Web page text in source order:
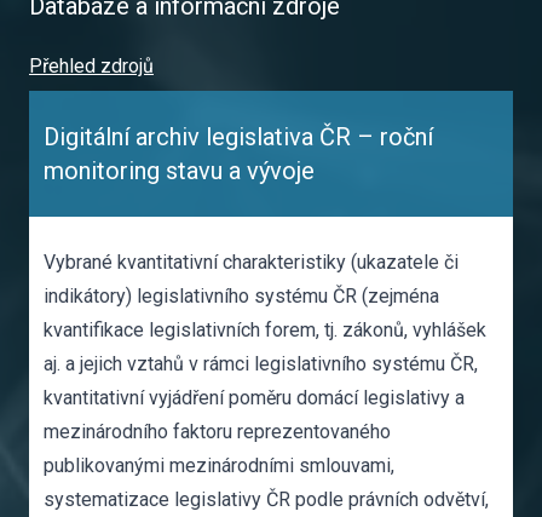
Databáze a informační zdroje
Přehled zdrojů
Digitální archiv legislativa ČR – roční
monitoring stavu a vývoje
Vybrané kvantitativní charakteristiky (ukazatele či
indikátory) legislativního systému ČR (zejména
kvantifikace legislativních forem, tj. zákonů, vyhlášek
aj. a jejich vztahů v rámci legislativního systému ČR,
kvantitativní vyjádření poměru domácí legislativy a
mezinárodního faktoru reprezentovaného
publikovanými mezinárodními smlouvami,
systematizace legislativy ČR podle právních odvětví,